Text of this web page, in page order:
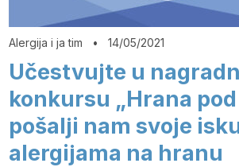
Alergija i ja tim •14/05/2021
Učestvujte u
konkursu „Hrana
pošalji nam svoje
alergijama na hranu